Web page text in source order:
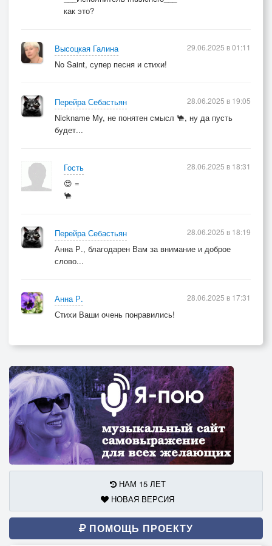
как это?
Высоцкая Галина
No Saint, супер песня и стихи!
29.06.2025 в 01:11
Перейра Себастьян
Nickname My, не понятен смысл 🐪, ну да пусть
будет...
28.06.2025 в 19:05
Гость
😍 =
🐪
28.06.2025 в 18:31
Перейра Себастьян
Анна Р., благодарен Вам за внимание и доброе
слово...
28.06.2025 в 18:19
Анна Р.
Стихи Ваши очень понравились!
28.06.2025 в 17:31
НАМ 15 ЛЕТ
НОВАЯ ВЕРСИЯ
ПОМОЩЬ ПРОЕКТУ